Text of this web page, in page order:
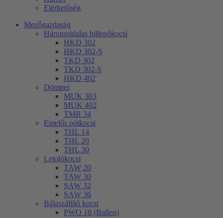
Elérhetőség
Mezőgazdaság
Háromoldalas billenőkocsi
HKD 302
HKD 302-S
TKD 302
TKD 302-S
HKD 402
Dömper
MUK 303
MUK 402
TMR 34
Emelős pótkocsi
THL 14
THL 20
THL 30
Letolókocsi
TAW 20
TAW 30
SAW 32
SAW 36
Bálaszállító kocsi
PWO 18 (Ballen)